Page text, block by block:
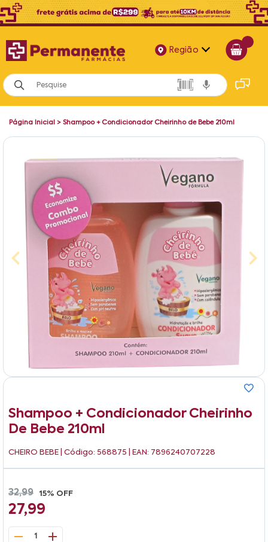
Região
Alagoas
Bahia
Página Inicial > Shampoo + Condicionador Cheirinho de Bebe 210ml
Shampoo + Condicionador Cheirinho
De Bebe 210ml
CHEIRO BEBE | Código: 568875 | EAN: 7896240707228
32,99 15% OFF
27,99
1